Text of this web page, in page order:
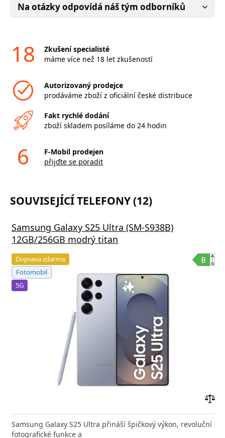
Na otázky odpovídá náš tým odborníků
18
Zkušení specialisté
máme více než 18 let zkušeností
Autorizovaný prodejce
prodáváme zboží z oficiální české distribuce
Fakt rychlé dodání
zboží skladem posíláme do 24 hodin
6
F-Mobil prodejen
přijďte se poradit
SOUVISEJÍCÍ TELEFONY (12)
Samsung Galaxy S25 Ultra (SM-S938B)
12GB/256GB modrý titan
Doprava zdarma
Fotomobil
5G
Samsung Galaxy S25 Ultra přináší špičkový výkon, revoluční
fotografické funkce a